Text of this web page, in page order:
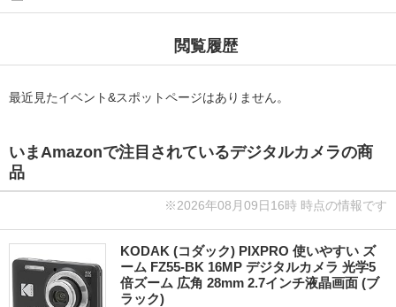
閲覧履歴
最近見たイベント&スポットページはありません。
いまAmazonで注目されているデジタルカメラの商
品
※2026年08月09日16時 時点の情報です
KODAK (コダック) PIXPRO 使いやすい ズ
ーム FZ55-BK 16MP デジタルカメラ 光学5
倍ズーム 広角 28mm 2.7インチ液晶画面 (ブ
ラック)